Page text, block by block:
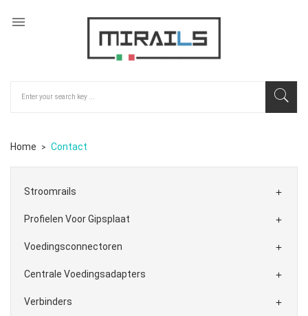

Home Contact
Stroomrails 
Profielen Voor Gipsplaat 
Voedingsconnectoren 
Centrale Voedingsadapters 
Verbinders 